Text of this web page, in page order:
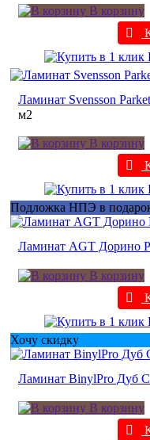
В корзину
Ламинат Svensson
м2
В корзину
Подложка НПЭ в
Ламинат AGT Дорино
В корзину
Хочу скидку
Ламинат BinylPro Дуб
В корзину